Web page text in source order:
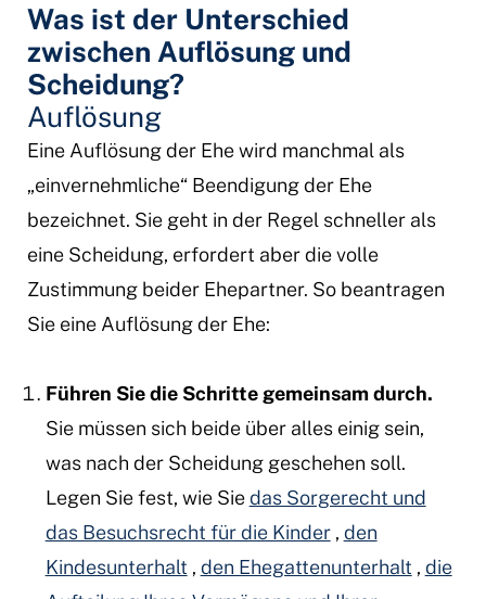
Was ist der Unterschied
zwischen Auflösung und
Scheidung?
Auflösung
Eine Auflösung der Ehe wird manchmal als
„einvernehmliche“ Beendigung der Ehe
bezeichnet. Sie geht in der Regel schneller als
eine Scheidung, erfordert aber die volle
Zustimmung beider Ehepartner. So beantragen
Sie eine Auflösung der Ehe:
Führen Sie die Schritte gemeinsam durch.
Sie müssen sich beide über alles einig sein,
was nach der Scheidung geschehen soll.
Legen Sie fest, wie Siedas Sorgerecht und
das Besuchsrecht für die Kinder, den
Kindesunterhalt , den Ehegattenunterhalt , die